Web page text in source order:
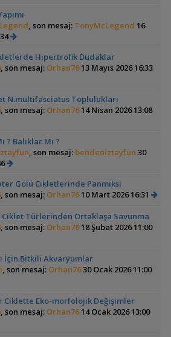
, son mesaj: TonyMcLegend 16
Hipertrofik Dudaklar
, son mesaj: Orhan7613 Mayıs 2026 16:33
N.multifasciatus Toplulukları
, son mesaj: Orhan7614 Nisan 2026 13:08
? Balıklar Mı ?
, son mesaj: bendeniztayfun 30
Gölü Cikletlerinde Panmiksi
, son mesaj: Orhan7610 Mart 2026 16:31
Ciklet Türlerinden Ortaklaşa Savunma
, son mesaj: Orhan7618 Şubat 2026 11:00
İçin Bitkili Akvaryumlar
, son mesaj: Orhan7630 Ocak 2026 11:00
Ciklette Eko-morfolojik Değişimler
, son mesaj: Orhan7614 Ocak 2026 13:00